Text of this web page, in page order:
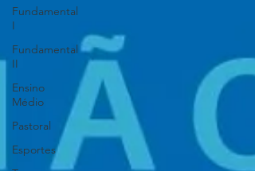
Fundamental
I
Fundamental
II
Ensino
Médio
Pastoral
Esportes